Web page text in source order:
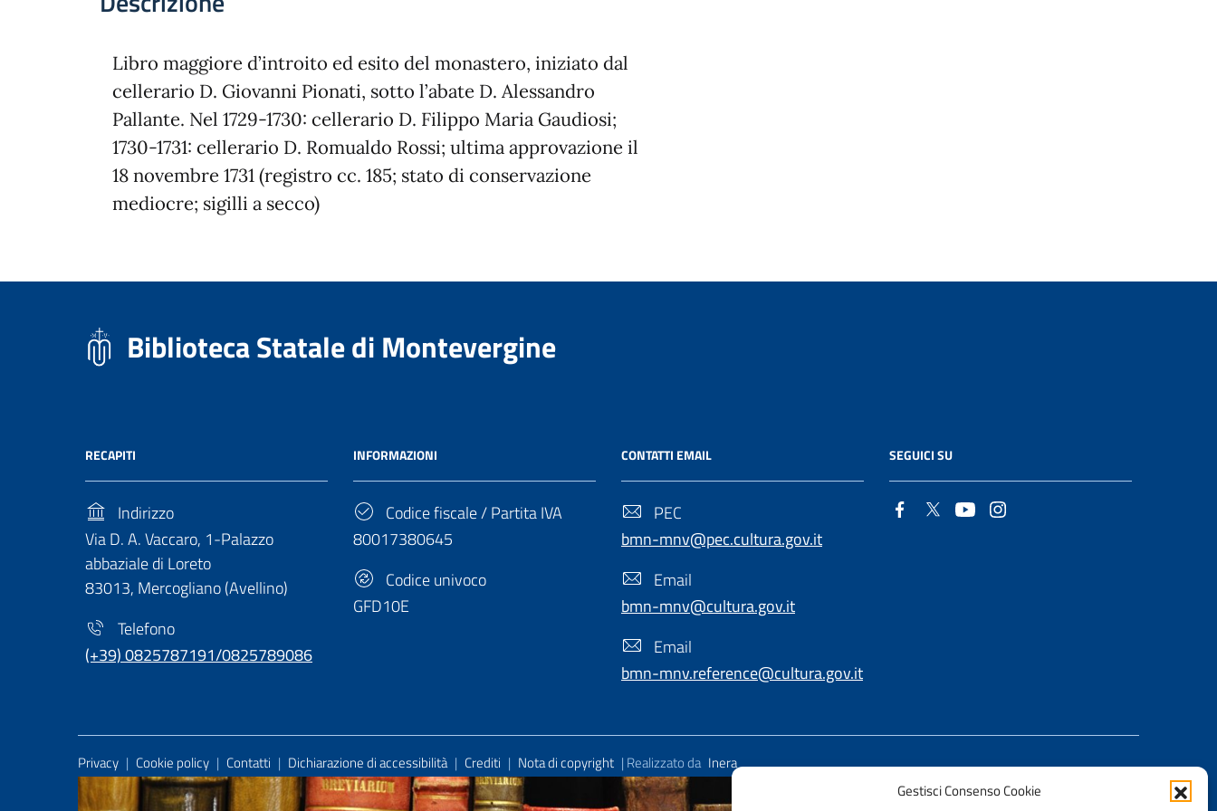
Gestisci Consenso Cookie
Libro maggiore d’introito ed esito del monastero, iniziato dal
cellerario D. Giovanni Pionati, sotto l’abate D. Alessandro
Pallante. Nel 1729-1730: cellerario D. Filippo Maria Gaudiosi;
1730-1731: cellerario D. Romualdo Rossi; ultima approvazione il
18 novembre 1731 (registro cc. 185; stato di conservazione
mediocre; sigilli a secco)
Biblioteca Statale di Montevergine
RECAPITI
Indirizzo
Via D. A. Vaccaro, 1-Palazzo
abbaziale di Loreto
83013, Mercogliano (Avellino)
Telefono
(+39) 0825787191/0825789086
INFORMAZIONI
Codice fiscale / Partita IVA
80017380645
Codice univoco
GFD10E
CONTATTI EMAIL
PEC
bmn-mnv@pec.cultura.gov.it
Email
bmn-mnv@cultura.gov.it
Email
bmn-mnv.reference@cultura.gov.it
SEGUICI SU
Useful Links Section
Privacy | Cookie policy | Contatti | Dichiarazione di accessibilità | Crediti | Nota di copyright | Realizzato da Inera